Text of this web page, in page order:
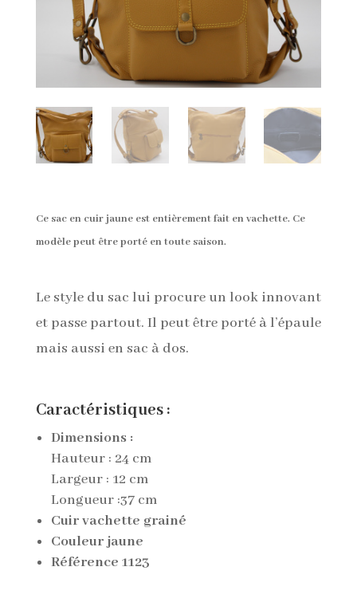
Ce sac en cuir jaune est entièrement fait en vachette. Ce
modèle peut être porté en toute saison.
Le style du sac lui procure un look innovant
et passe partout. Il peut être porté à l’épaule
mais aussi en sac à dos.
Caractéristiques :
Dimensions :
Hauteur : 24 cm
Largeur : 12 cm
Longueur :37cm
Cuir vachette grainé
Couleur jaune
Référence 1123